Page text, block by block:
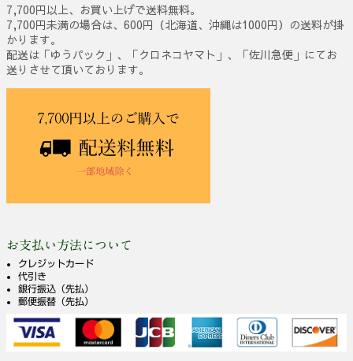
7,700円以上、お買い上げで送料無料。
7,700円未満の場合は、600円（北海道、沖縄は1000円）の送料が掛
かります。
配送は「ゆうパック」、「クロネコヤマト」、「佐川急便」にてお
送りさせて頂いております。
お支払い方法について
クレジットカード
代引き
銀行振込（先払）
郵便振替（先払）